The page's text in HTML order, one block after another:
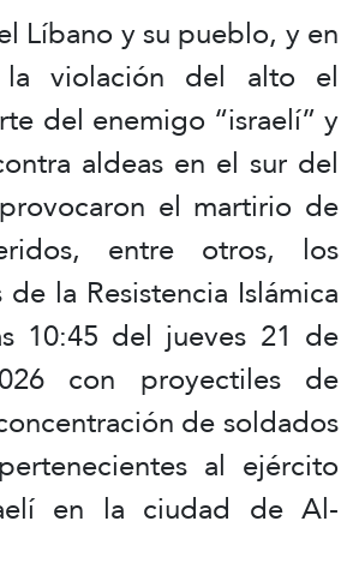
Líbano y su pueblo, y en
la violación del alto el
del enemigo “israelí” y
aldeas en el sur del
el martirio de
entre otros, los
la Resistencia Islámica
10:45 del jueves 21 de
con proyectiles de
de soldados
al ejército
en la ciudad de Al-